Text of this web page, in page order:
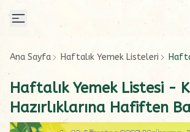
Ana Sayfa Haftalık Yemek Listeleri
Haftalık Yemek Listesi -
Hazırlıklarına Hafiften